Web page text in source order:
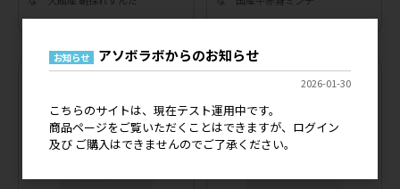
メーカー希望小売価格 650円
メーカー希望小売価格 1,100円
お知らせ アソボラボからのお知らせ
2026-01-30
こちらのサイトは、現在テスト運用中です。
商品ページをご覧いただくことはできますが、ログイン
及び ご購入はできませんのでご了承ください。